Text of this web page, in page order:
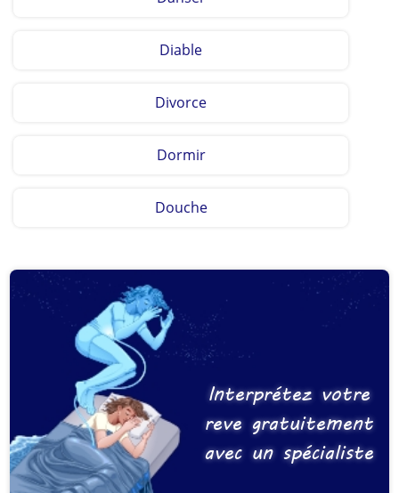
Diable
Divorce
Dormir
Douche
Interprétez votre
reve gratuitement
avec un spécialiste